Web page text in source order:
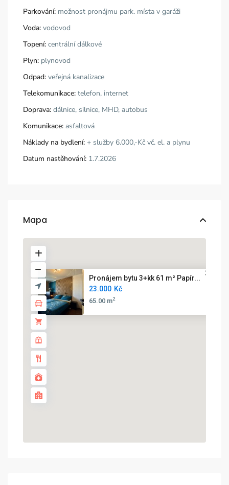
Parkování: možnost pronájmu park. místa v garáži
Voda: vodovod
Topení: centrální dálkové
Plyn: plynovod
Odpad: veřejná kanalizace
Telekomunikace: telefon, internet
Doprava: dálnice, silnice, MHD, autobus
Komunikace: asfaltová
Náklady na bydlení: + služby 6.000,-Kč vč. el. a plynu
Datum nastěhování: 1.7.2026
Mapa
Pronájem bytu 3+kk 61 m² Papír...
23.000 Kč
65.00 m2